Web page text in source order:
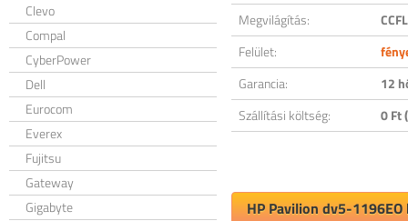
Clevo
Compal
CyberPower
Dell
Eurocom
Everex
Fujitsu
Gateway
Gigabyte
Megvilágítás:
CCFL
Felület:
Garancia:
12
Szállítási költség:
0 Ft
HP Pavilion dv5-